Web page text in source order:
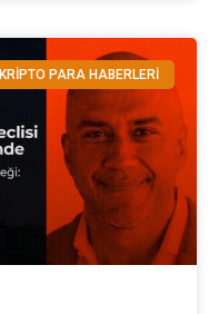
KRİPTO PARA HABERLERİ